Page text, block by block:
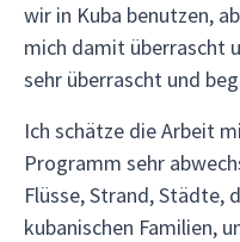
wir in Kuba benutzen,
mich damit überrascht
sehr überrascht und
Ich schätze die Arbeit
Programm sehr
Flüsse, Strand,
kubanischen Familien,